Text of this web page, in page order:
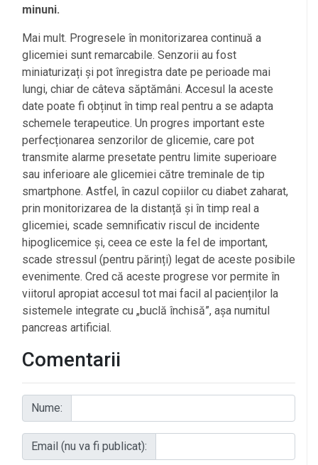
minuni.
Mai mult. Progresele în monitorizarea continuă a
glicemiei sunt remarcabile. Senzorii au fost
miniaturizați și pot înregistra date pe perioade mai
lungi, chiar de câteva săptămâni. Accesul la aceste
date poate fi obținut în timp real pentru a se adapta
schemele terapeutice. Un progres important este
perfecționarea senzorilor de glicemie, care pot
transmite alarme presetate pentru limite superioare
sau inferioare ale glicemiei către treminale de tip
smartphone. Astfel, în cazul copiilor cu diabet zaharat,
prin monitorizarea de la distanță și în timp real a
glicemiei, scade semnificativ riscul de incidente
hipoglicemice și, ceea ce este la fel de important,
scade stressul (pentru părinți) legat de aceste posibile
evenimente. Cred că aceste progrese vor permite în
viitorul apropiat accesul tot mai facil al pacienților la
sistemele integrate cu „buclă închisă”, așa numitul
pancreas artificial.
Comentarii
Nume:
Email (nu va fi publicat):